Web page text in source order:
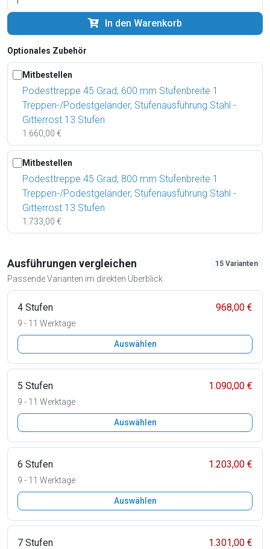
In den Warenkorb
Optionales Zubehör
Mitbestellen
Podesttreppe 45 Grad, 600 mm Stufenbreite 1
Treppen-/Podestgeländer, Stufenausführung Stahl -
Gitterrost 13 Stufen
1.660,00 €
Mitbestellen
Podesttreppe 45 Grad, 800 mm Stufenbreite 1
Treppen-/Podestgeländer, Stufenausführung Stahl -
Gitterrost 13 Stufen
1.733,00 €
Ausführungen vergleichen
Passende Varianten im direkten Überblick.
15 Varianten
4 Stufen 968,00 €
9 - 11 Werktage
Auswählen
5 Stufen 1.090,00 €
9 - 11 Werktage
Auswählen
6 Stufen 1.203,00 €
9 - 11 Werktage
Auswählen
7 Stufen 1.301,00 €